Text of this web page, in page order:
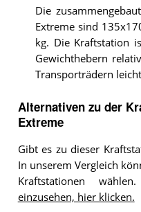
Die
Extreme sind
kg. Die Kraftstation
Gewichthebern
Transporträdern
Alternativen zu der
Extreme
Gibt es zu dieser
In unserem Vergleich
Kraftstationen
einzusehen, hier klicken.